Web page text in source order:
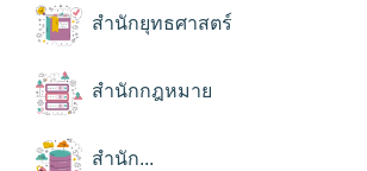
สำนักยุทธศาสตร์
สำนักกฎหมาย
สำนัก...